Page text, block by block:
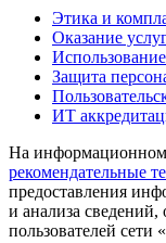
Этика и
Оказание
Защита
ИТ
На информационном
рекомендательные
предоставления
и анализа
пользователей сети